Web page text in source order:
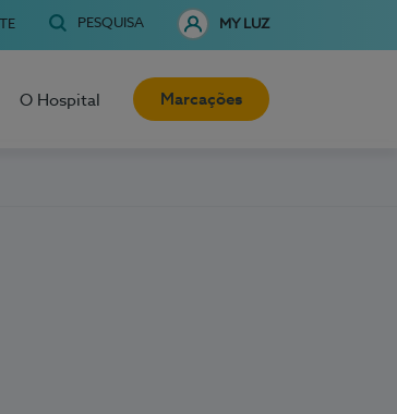
PESQUISA MY LUZ
O Hospital Marcações